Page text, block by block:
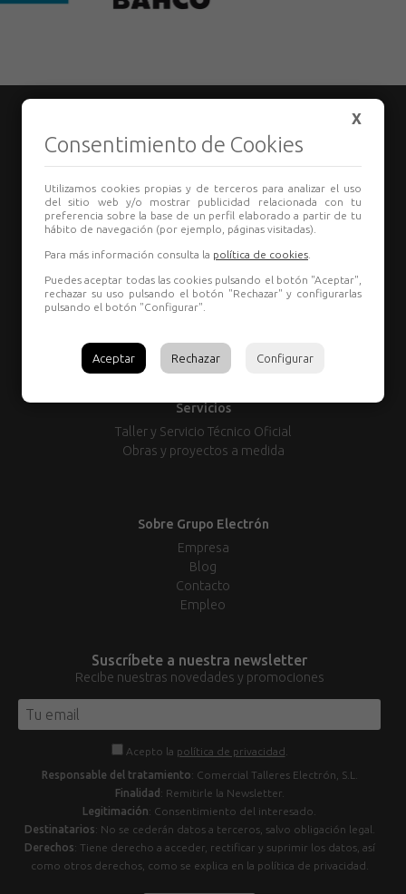
TIENDA:
987 80 29 55
comercial@grupoelectron.com
L-V: 8:00 a 13:30 – 15:30 a 19:00 | Sábado: Cerrado
TALLER
987 20 18 17
gerencia@grupoelectron.com
Servicios
Taller y Servicio Técnico Oficial
Obras y proyectos a medida
Sobre Grupo Electrón
Empresa
Blog
Contacto
Empleo
Suscríbete a nuestra newsletter
Recibe nuestras novedades y promociones
Acepto la política de privacidad
Responsable del tratamiento: Comercial Talleres Electrón, S.L.
Finalidad : Remitirle la Newsletter.
Legitimación: Consentimiento del interesado.
Destinatarios: No se cederán datos a terceros, salvo obligación legal.
Derechos: Tiene derecho a acceder, rectificar y suprimir los datos, así
como otros derechos, como se explica en la política de privacidad.
X
Consentimiento de Cookies
Utilizamos cookies propias y de terceros para analizar el uso
del sitio web y/o mostrar publicidad relacionada con tu
preferencia sobre la base de un perfil elaborado a partir de tu
hábito de navegación (por ejemplo, páginas visitadas).
Para más información consulta la política de cookies
Puedes aceptar todas las cookies pulsando el botón "Aceptar",
rechazar su uso pulsando el botón "Rechazar" y configurarlas
pulsando el botón "Configurar".
Aceptar Rechazar Configurar